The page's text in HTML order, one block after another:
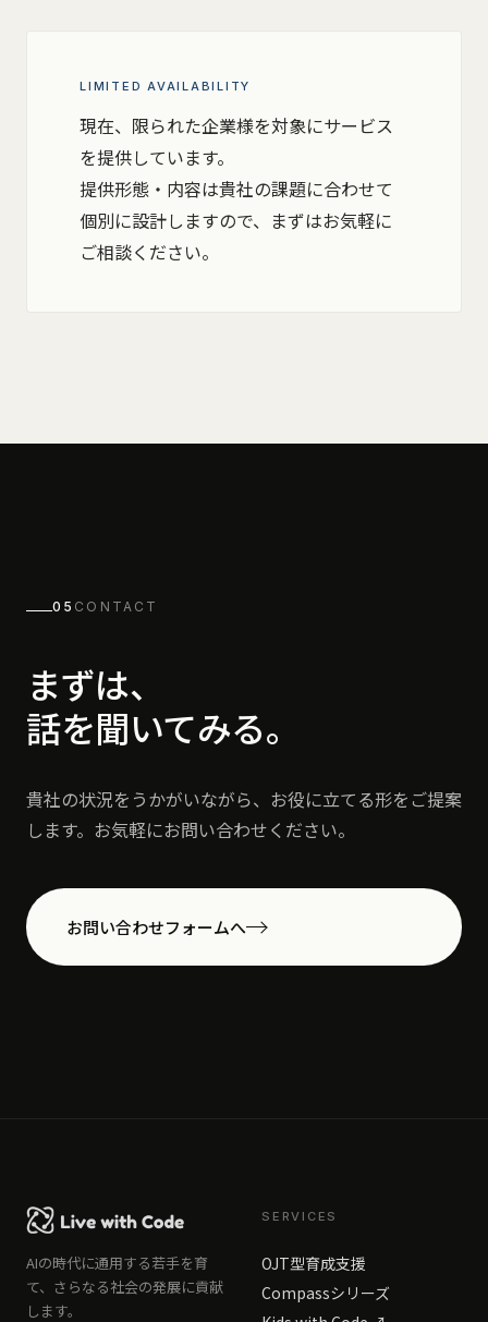
LIMITED AVAILABILITY
現在、限られた企業様を対象にサービス
を提供しています。
提供形態・内容は貴社の課題に合わせて
個別に設計しますので、まずはお気軽に
ご相談ください。
05 CONTACT
まずは、
話を聞いてみる。
貴社の状況をうかがいながら、お役に立てる形をご提案
します。お気軽にお問い合わせください。
お問い合わせフォームへ
AIの時代に通用する若手を育
て、さらなる社会の発展に貢献
します。
SERVICES
OJT型育成支援
Compassシリーズ